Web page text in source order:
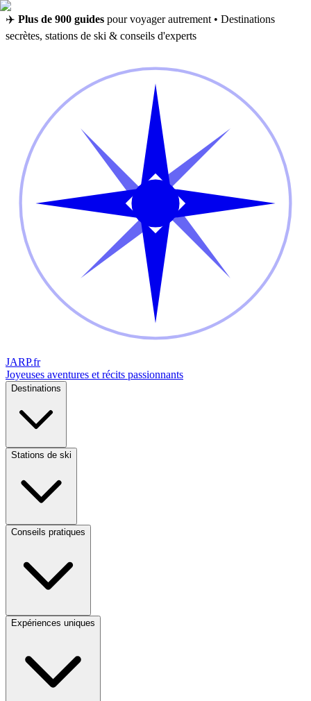
✈️ Plus de 900 guides pour voyager autrement • Destinations
secrètes, stations de ski & conseils d'experts
JARP.fr
Joyeuses aventures et récits passionnants
Destinations
Stations de ski
Conseils pratiques
Expériences uniques